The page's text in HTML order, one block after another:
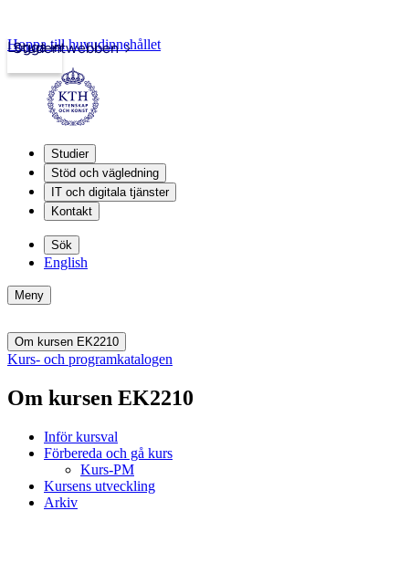
Studentwebben
Logga in
Hoppa till huvudinnehållet
Studier
Stöd och vägledning
IT och digitala tjänster
Kontakt
Sök
English
Meny
Om kursen EK2210
Kurs- och programkatalogen
Om kursen EK2210
Inför kursval
Förbereda och gå kurs
Kurs-PM
Kursens utveckling
Arkiv